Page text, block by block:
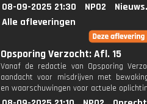
08-09-2025 21:30 NPO2
Alle afleveringen
Opsporing Verzocht: Afl. 15
Vanaf de redactie van Opsporing
aandacht voor misdrijven met
en waarschuwingen voor actuele